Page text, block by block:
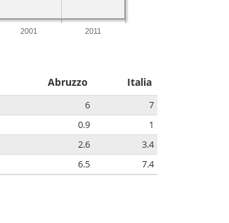
2001 2011
Abruzzo Italia
6
7
0.9
1
2.6
3.4
6.5 7.4